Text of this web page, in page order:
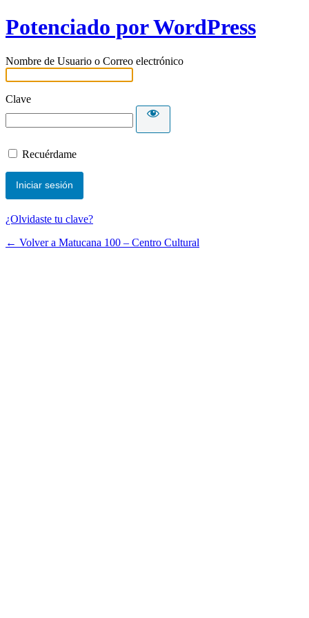
Potenciado por WordPress
Nombre de Usuario o Correo electrónico
Clave
Recuérdame
¿Olvidaste tu clave?
← Volver a Matucana 100 – Centro Cultural